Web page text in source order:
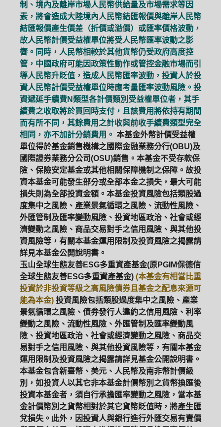
制、境內及離岸市場人民幣供給量及市場需求等因
素，將會造成大陸境內人民幣結匯報價與離岸人民幣
結匯報價產生價差（折價或溢價）或匯率價格波動，
故人民幣計價受益權單位將受人民幣匯率波動之影
響。同時，人民幣相較於其他貨幣仍受政府高度控
管，中國政府可能因政策性動作或管控金融市場而引
導人民幣升貶值，造成人民幣匯率波動，投資人於投
資人民幣計價受益權單位時應考量匯率波動風險。投
資遞延手續費N類型各計價類別受益權單位者，其手
續費之收取將於買回時支付，且該費用將依持有期間
而有所不同，其餘費用之計收與前收手續費類型完全
相同，亦不加計分銷費用。 本基金外幣計價受益權
單位得於基金銷售機構之國際金融業務分行(OBU)及
國際證券業務分公司(OSU)銷售。本基金不受存款保
險、保險安定基金或其他相關保障機制之保障。故投
資本基金可能發生部分或全部本金之損失，最大可能
損失則為全部投資金額。本基金投資風險包括類股過
度集中之風險、產業景氣循環之風險、流動性風險、
外匯管制及匯率變動風險、投資地區政治、社會或經
濟變動之風險、商品交易對手之信用風險、與其他投
資風險等，有關本基金運用限制及投資風險之揭露請
詳見本基金公開說明書。
玉山全球生態友善ESG多重資產基金(原PGIM保德信
全球生態友善ESG多重資產基金) (本基金有相當比重
投資於非投資等級之高風險債券且基金之配息來源可
能為本金) 投資風險包括類股過度集中之風險、產業
景氣循環之風險、債券發行人違約之信用風險、利率
變動之風險、流動性風險、外匯管制及匯率變動風
險、投資地區政治、社會或經濟變動之風險、商品交
易對手之信用風險、與其他投資風險等，有關本基金
運用限制及投資風險之揭露請詳見基金公開說明書。
本基金包含新臺幣、美元、人民幣及南非幣計價級
別，如投資人以其它非本基金計價幣別之貨幣換匯後
投資本基金者，須自行承擔匯率變動之風險，當本基
金計價幣別之貨幣相對於其它貨幣貶值時，將產生匯
兌損失。此外，因投資人與銀行進行外匯交易有賣價